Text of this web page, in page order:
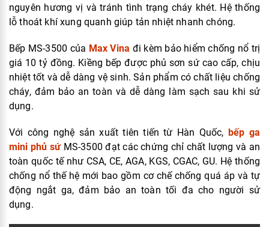
nguyên hương vị và tránh tình trạng cháy khét. Hệ thống
lỗ thoát khí xung quanh giúp tản nhiệt nhanh chóng.
Bếp MS-3500 của Max Vina đi kèm bảo hiểm chống nổ trị
giá 10 tỷ đồng. Kiềng bếp được phủ sơn sứ cao cấp, chịu
nhiệt tốt và dễ dàng vệ sinh. Sản phẩm có chất liệu chống
cháy, đảm bảo an toàn và dễ dàng làm sạch sau khi sử
dụng.
Với công nghệ sản xuất tiên tiến từ Hàn Quốc, bếp ga
mini phủ sứMS-3500 đạt các chứng chỉ chất lượng và an
toàn quốc tế như CSA, CE, AGA, KGS, CGAC, GU. Hệ thống
chống nổ thế hệ mới bao gồm cơ chế chống quá áp và tự
động ngắt ga, đảm bảo an toàn tối đa cho người sử
dụng.